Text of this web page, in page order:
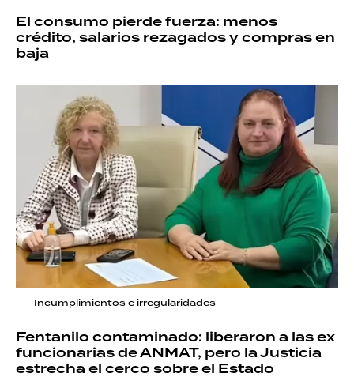
El consumo pierde fuerza: menos
crédito, salarios rezagados y compras en
baja
Incumplimientos e irregularidades
Fentanilo contaminado: liberaron a las ex
funcionarias de ANMAT, pero la Justicia
estrecha el cerco sobre el Estado